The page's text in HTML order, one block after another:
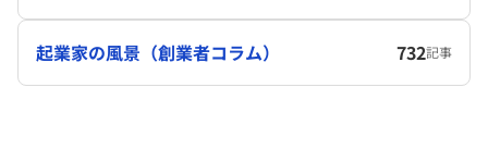
起業家の風景（創業者コラム） 732記事